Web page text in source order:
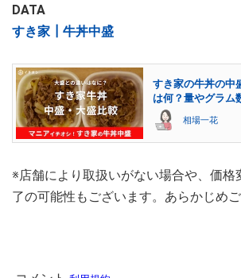
DATA
すき家┃牛丼中盛
すき家の牛丼の中
は何？量やグラム
相場一花
※店舗により取扱いがない場合や、価格
了の可能性もございます。あらかじめご